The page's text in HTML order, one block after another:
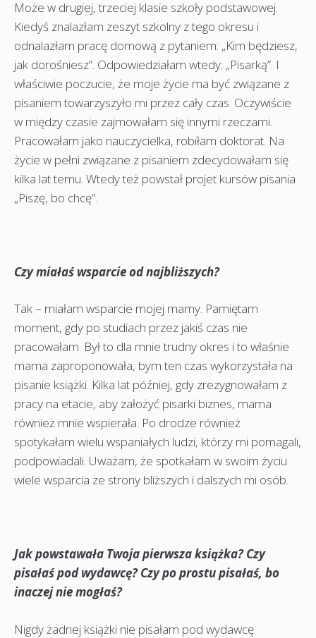
Może w drugiej, trzeciej klasie szkoły podstawowej.
Kiedyś znalazłam zeszyt szkolny z tego okresu i
odnalazłam pracę domową z pytaniem: „Kim będziesz,
jak dorośniesz”. Odpowiedziałam wtedy: „Pisarką”. I
właściwie poczucie, że moje życie ma być związane z
pisaniem towarzyszyło mi przez cały czas. Oczywiście
w między czasie zajmowałam się innymi rzeczami.
Pracowałam jako nauczycielka, robiłam doktorat. Na
życie w pełni związane z pisaniem zdecydowałam się
kilka lat temu. Wtedy też powstał projet kursów pisania
„Piszę, bo chcę”.
Czy miałaś wsparcie od najbliższych?
Tak – miałam wsparcie mojej mamy. Pamiętam
moment, gdy po studiach przez jakiś czas nie
pracowałam. Był to dla mnie trudny okres i to właśnie
mama zaproponowała, bym ten czas wykorzystała na
pisanie książki. Kilka lat później, gdy zrezygnowałam z
pracy na etacie, aby założyć pisarki biznes, mama
również mnie wspierała. Po drodze również
spotykałam wielu wspaniałych ludzi, którzy mi pomagali,
podpowiadali. Uważam, że spotkałam w swoim życiu
wiele wsparcia ze strony bliższych i dalszych mi osób.
Jak powstawała Twoja pierwsza książka? Czy
pisałaś pod wydawcę? Czy po prostu pisałaś, bo
inaczej nie mogłaś?
Nigdy żadnej książki nie pisałam pod wydawcę.